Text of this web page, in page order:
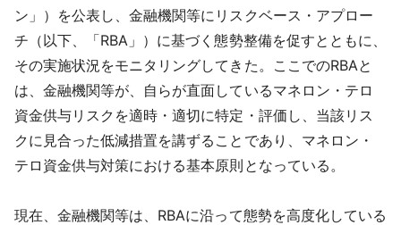
ン」）を公表し、金融機関等にリスクベース・アプロー
チ（以下、「RBA」）に基づく態勢整備を促すとともに、
その実施状況をモニタリングしてきた。ここでのRBAと
は、金融機関等が、自らが直面しているマネロン・テロ
資金供与リスクを適時・適切に特定・評価し、当該リス
クに見合った低減措置を講ずることであり、マネロン・
テロ資金供与対策における基本原則となっている。
現在、金融機関等は、RBAに沿って態勢を高度化している